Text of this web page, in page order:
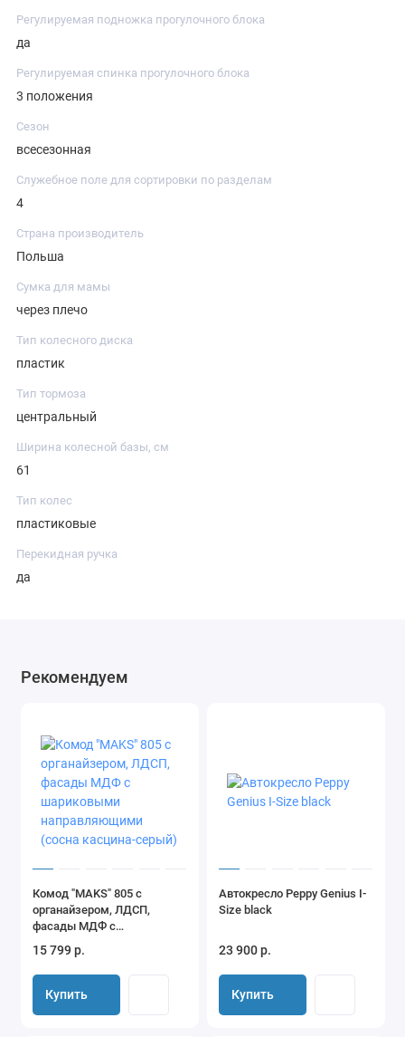
Регулируемая подножка прогулочного блока
да
Регулируемая спинка прогулочного блока
3 положения
Сезон
всесезонная
Служебное поле для сортировки по разделам
4
Страна производитель
Польша
Сумка для мамы
через плечо
Тип колесного диска
пластик
Тип тормоза
центральный
Ширина колесной базы, см
61
Тип колес
пластиковые
Перекидная ручка
да
Рекомендуем
Комод "MAKS" 805 с
органайзером, ЛДСП,
фасады МДФ с
шариковыми
направляющими (сосна
касцина-серый)
15 799 р.
Купить
Автокресло Peppy Genius I-
Size black
23 900 р.
Купить